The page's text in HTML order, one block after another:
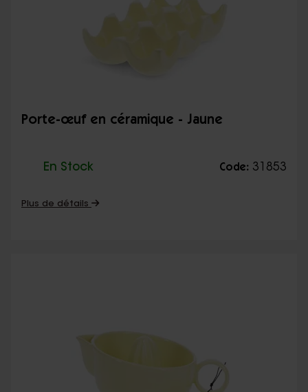
Porte-œuf en céramique - Jaune
En Stock Code: 31853
Plus de détails